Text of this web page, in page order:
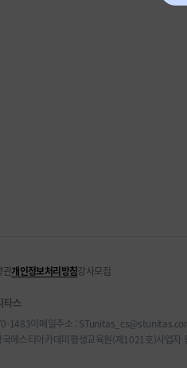
관개인정보처리방침강사모집
타스
1483이메일주소 :
에스티아카데미평생교육원(제1021호)사업자